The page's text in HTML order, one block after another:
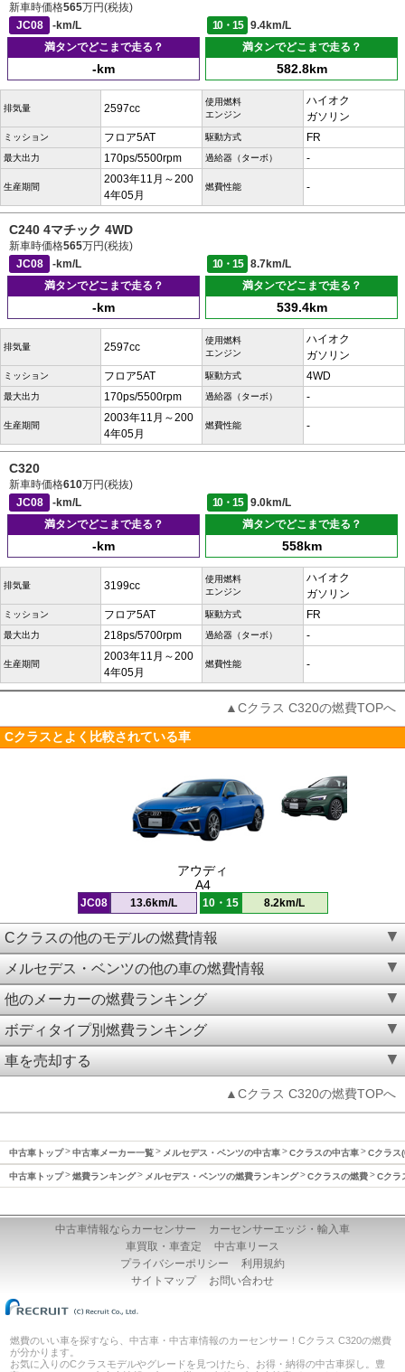
新車時価格565万円(税抜)
JC08
-km/L 10・15
9.4km/L
満タンでどこまで走る？
-km
満タンでどこまで走る？
582.8km
排気量 2597cc
使用燃料
エンジン
ハイオク
ガソリン
ミッション フロア5AT 駆動方式 FR
最大出力 170ps/5500rpm 過給器（ターボ） -
生産期間
2003年11月～200
4年05月
燃費性能 -
C240 4マチック 4WD
新車時価格565万円(税抜)
JC08
-km/L 10・15
8.7km/L
満タンでどこまで走る？
-km
満タンでどこまで走る？
539.4km
排気量 2597cc
使用燃料
エンジン
ハイオク
ガソリン
ミッション フロア5AT 駆動方式 4WD
最大出力 170ps/5500rpm 過給器（ターボ） -
生産期間
2003年11月～200
4年05月
燃費性能 -
C320
新車時価格610万円(税抜)
JC08
-km/L 10・15
9.0km/L
満タンでどこまで走る？
-km
満タンでどこまで走る？
558km
排気量 3199cc
使用燃料
エンジン
ハイオク
ガソリン
ミッション フロア5AT 駆動方式 FR
最大出力 218ps/5700rpm 過給器（ターボ） -
生産期間
2003年11月～200
4年05月
燃費性能 -
▲Cクラス C320の燃費TOPへ
Cクラスとよく比較されている車
アウディ
A4
JC08 13.6km/L 10・15 8.2km/L
Cクラスの他のモデルの燃費情報
メルセデス・ベンツの他の車の燃費情報
他のメーカーの燃費ランキング
ボディタイプ別燃費ランキング
車を売却する
▲Cクラス C320の燃費TOPへ
中古車トップ 中古車メーカー一覧 メルセデス・ベンツの中古車 Cクラスの中古車 Cクラス
中古車トップ 燃費ランキング メルセデス・ベンツの燃費ランキング Cクラスの燃費 Cクラ
中古車情報ならカーセンサー
カーセンサーエッジ・輸入車
車買取・車査定
中古車リース
プライバシーポリシー
利用規約
サイトマップ
お問い合わせ
燃費のいい車を探すなら、中古車・中古車情報のカーセンサー！Cクラス C320の燃費
が分かります。
お気に入りのCクラスモデルやグレードを見つけたら、お得・納得の中古車探し。豊